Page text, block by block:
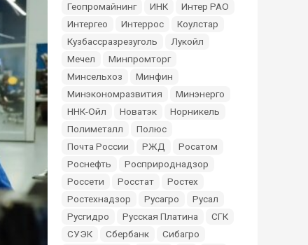
Геопромайнинг
ИНК
Интер РАО
Интергео
Интеррос
Коулстар
Кузбассразрезуголь
Лукойл
Мечел
Минпромторг
Минсельхоз
Минфин
Минэкономразвития
Минэнерго
ННК-Ойл
Новатэк
Норникель
Полиметалл
Полюс
Почта России
РЖД
Росатом
Роснефть
Росприроднадзор
Россети
Росстат
Ростех
Ростехнадзор
Русагро
Русал
Русгидро
Русская Платина
СГК
СУЭК
Сбербанк
Сибагро